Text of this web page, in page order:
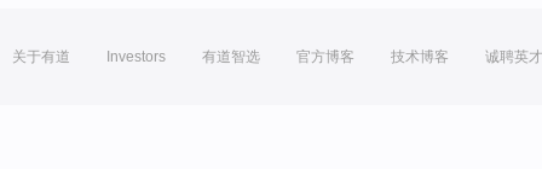
关于有道 Investors 有道智选 官方博客 技术博客 诚聘英才